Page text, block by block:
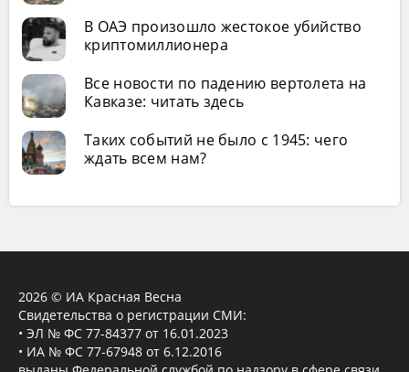
В ОАЭ произошло жестокое убийство
криптомиллионера
Все новости по падению вертолета на
Кавказе: читать здесь
Таких событий не было с 1945: чего
ждать всем нам?
2026 © ИА Красная Весна
Свидетельства о регистрации СМИ:
• ЭЛ № ФС 77-84377 от 16.01.2023
• ИА № ФС 77-67948 от 6.12.2016